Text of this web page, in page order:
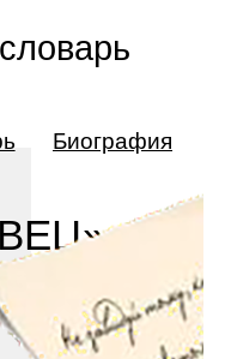
Биография